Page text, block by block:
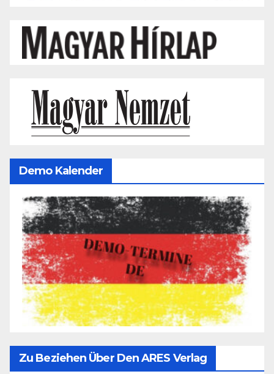
Demo Kalender
Zu Beziehen Über Den ARES Verlag